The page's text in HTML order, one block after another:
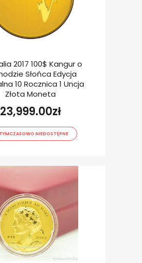
2017 100$ Kangur o
Słońca Edycja
10 Rocznica 1 Uncja
Złota Moneta
23,999.00zł
TYMCZASOWO NIEDOSTĘPNE